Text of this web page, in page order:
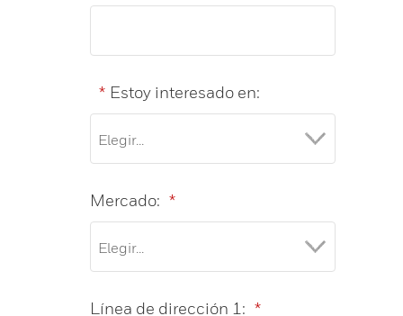
* Estoy interesado en:
*
Mercado:
*
Línea de dirección 1: